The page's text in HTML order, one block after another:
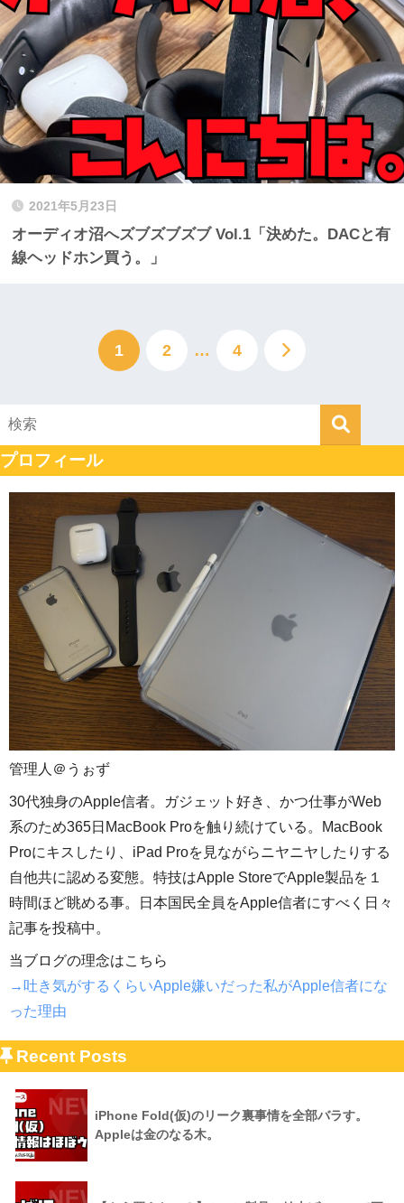
2021年5月23日
オーディオ沼へズブズブズブ Vol.1「決めた。DACと有
線ヘッドホン買う。」
1 2 … 4
プロフィール
管理人＠うぉず
30代独身のApple信者。ガジェット好き、かつ仕事がWeb
系のため365日MacBook Proを触り続けている。MacBook
Proにキスしたり、iPad Proを見ながらニヤニヤしたりする
自他共に認める変態。特技はApple StoreでApple製品を１
時間ほど眺める事。日本国民全員をApple信者にすべく日々
記事を投稿中。
当ブログの理念はこちら
→吐き気がするくらいApple嫌いだった私がApple信者にな
った理由
Recent Posts
iPhone Fold(仮)のリーク裏事情を全部バラす。
Appleは金のなる木。